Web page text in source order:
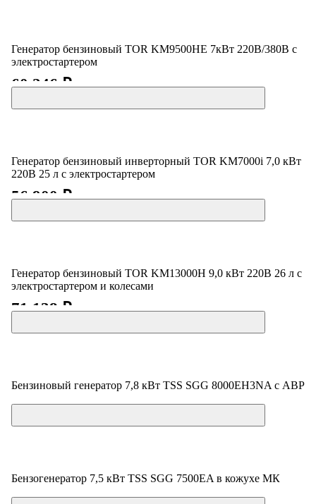
Генератор бензиновый TOR KM9500HE 7кВт 220В/380В с
электростартером
60 246 ₽
Генератор бензиновый инверторный TOR KM7000i 7,0 кВт
220В 25 л с электростартером
56 900 ₽
Генератор бензиновый TOR KM13000H 9,0 кВт 220В 26 л с
электростартером и колесами
71 138 ₽
Бензиновый генератор 7,8 кВт TSS SGG 8000EH3NA с АВР
Цена по запросу
Бензогенератор 7,5 кВт TSS SGG 7500ЕA в кожухе МК
Цена по запросу